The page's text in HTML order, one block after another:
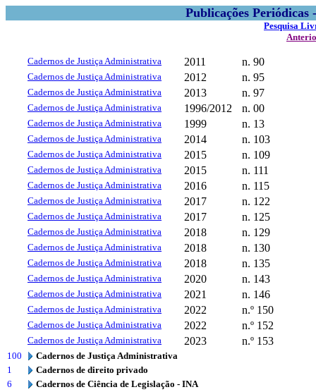
Publicações
Pesquisa
Cadernos de Justiça Administrativa 2011 n. 90
Cadernos de Justiça Administrativa 2012 n. 95
Cadernos de Justiça Administrativa 2013 n. 97
Cadernos de Justiça Administrativa 1996/2012 n. 00
Cadernos de Justiça Administrativa 1999 n. 13
Cadernos de Justiça Administrativa 2014 n. 103
Cadernos de Justiça Administrativa 2015 n. 109
Cadernos de Justiça Administrativa 2015 n. 111
Cadernos de Justiça Administrativa 2016 n. 115
Cadernos de Justiça Administrativa 2017 n. 122
Cadernos de Justiça Administrativa 2017 n. 125
Cadernos de Justiça Administrativa 2018 n. 129
Cadernos de Justiça Administrativa 2018 n. 130
Cadernos de Justiça Administrativa 2018 n. 135
Cadernos de Justiça Administrativa 2020 n. 143
Cadernos de Justiça Administrativa 2021 n. 146
Cadernos de Justiça Administrativa 2022 n.º 150
Cadernos de Justiça Administrativa 2022 n.º 152
Cadernos de Justiça Administrativa 2023 n.º 153
100
Cadernos de Justiça Administrativa
1
Cadernos de direito privado
6
Cadernos de Ciência de Legislação - INA